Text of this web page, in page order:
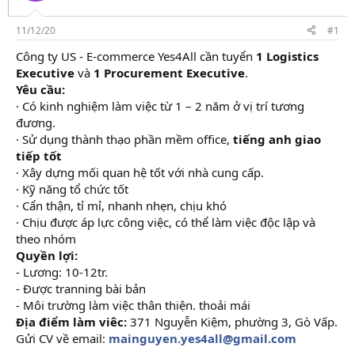
s
t
a
r
t
e
r
i
11/12/20 #1
Công ty US - E-commerce Yes4All cần tuyển 1 Logistics
Executive và 1 Procurement Executive.
Yêu cầu:
· Có kinh nghiệm làm việc từ 1 – 2 năm ở vị trí tương
đương.
· Sử dụng thành thạo phần mềm office, tiếng anh giao
tiếp tốt
· Xây dựng mối quan hệ tốt với nhà cung cấp.
· Kỹ năng tổ chức tốt
· Cẩn thận, tỉ mỉ, nhanh nhẹn, chịu khó
· Chịu được áp lực công việc, có thể làm việc độc lập và
theo nhóm
Quyền lợi:
- Lương: 10-12tr.
- Được tranning bài bản
- Môi trường làm việc thân thiện. thoải mái
Địa điểm làm viêc: 371 Nguyễn Kiệm, phường 3, Gò Vấp.
Gửi CV về email: mainguyen.yes4all@gmail.com